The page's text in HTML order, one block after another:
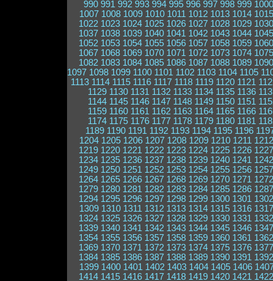
990 991 992 993 994 995 996 997 998 999 1000
1007 1008 1009 1010 1011 1012 1013 1014 1015
1022 1023 1024 1025 1026 1027 1028 1029 1030
1037 1038 1039 1040 1041 1042 1043 1044 1045
1052 1053 1054 1055 1056 1057 1058 1059 1060
1067 1068 1069 1070 1071 1072 1073 1074 1075
1082 1083 1084 1085 1086 1087 1088 1089 1090
1097 1098 1099 1100 1101 1102 1103 1104 1105
1113 1114 1115 1116 1117 1118 1119 1120 1121
1129 1130 1131 1132 1133 1134 1135 1136
1144 1145 1146 1147 1148 1149 1150 1151
1159 1160 1161 1162 1163 1164 1165 1166
1174 1175 1176 1177 1178 1179 1180 1181
1189 1190 1191 1192 1193 1194 1195 1196
1204 1205 1206 1207 1208 1209 1210 1211 1212
1219 1220 1221 1222 1223 1224 1225 1226 1227
1234 1235 1236 1237 1238 1239 1240 1241 1242
1249 1250 1251 1252 1253 1254 1255 1256 1257
1264 1265 1266 1267 1268 1269 1270 1271 1272
1279 1280 1281 1282 1283 1284 1285 1286 1287
1294 1295 1296 1297 1298 1299 1300 1301 1302
1309 1310 1311 1312 1313 1314 1315 1316 1317
1324 1325 1326 1327 1328 1329 1330 1331 1332
1339 1340 1341 1342 1343 1344 1345 1346 1347
1354 1355 1356 1357 1358 1359 1360 1361 1362
1369 1370 1371 1372 1373 1374 1375 1376 1377
1384 1385 1386 1387 1388 1389 1390 1391 1392
1399 1400 1401 1402 1403 1404 1405 1406
1414 1415 1416 1417 1418 1419 1420 1421 1422